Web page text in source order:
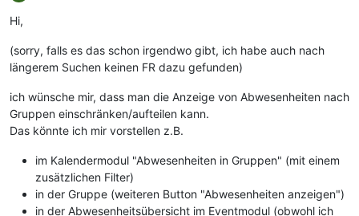
Hi,
(sorry, falls es das schon irgendwo gibt, ich habe auch nach
längerem Suchen keinen FR dazu gefunden)
ich wünsche mir, dass man die Anzeige von Abwesenheiten nach
Gruppen einschränken/aufteilen kann.
Das könnte ich mir vorstellen z.B.
im Kalendermodul "Abwesenheiten in Gruppen" (mit einem
zusätzlichen Filter)
in der Gruppe (weiteren Button "Abwesenheiten anzeigen")
in der Abwesenheitsübersicht im Eventmodul (obwohl ich